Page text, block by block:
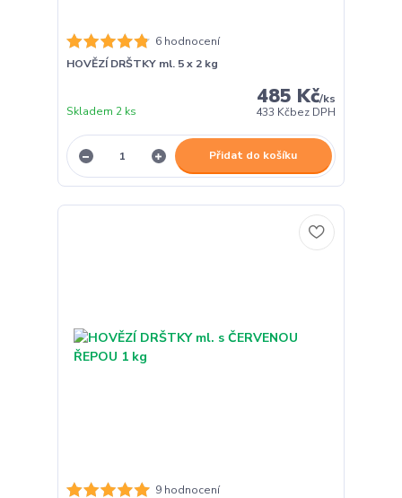
6 hodnocení
HOVĚZÍ DRŠTKY ml. 5 x 2 kg
485 Kč/ks
433 Kčbez DPH
Skladem 2 ks
Přidat do košíku
9 hodnocení